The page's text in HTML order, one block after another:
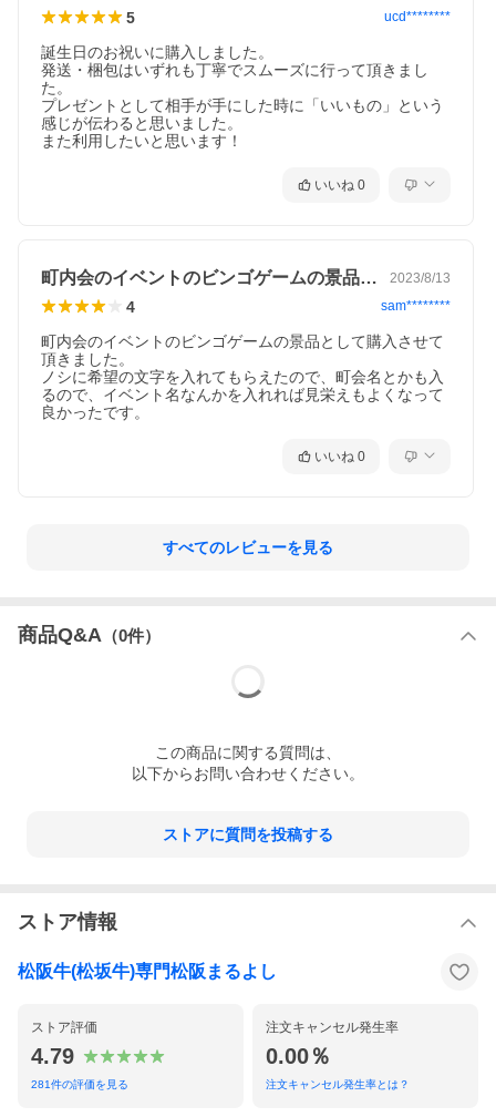
5 ucd********
誕生日のお祝いに購入しました。
発送・梱包はいずれも丁寧でスムーズに行って頂きまし
た。
プレゼントとして相手が手にした時に「いいもの」という
感じが伝わると思いました。
また利用したいと思います！
いいね 0
町内会のイベントのビンゴゲームの景品と… 2023/8/13
4 sam********
町内会のイベントのビンゴゲームの景品として購入させて
頂きました。
ノシに希望の文字を入れてもらえたので、町会名とかも入
るので、イベント名なんかを入れれば見栄えもよくなって
良かったです。
いいね 0
すべてのレビューを見る
商品Q&A （0件）
この商品に関する質問は、
以下からお問い合わせください。
ストアに質問を投稿する
ストア情報
松阪牛(松坂牛)専門松阪まるよし
ストア評価
4.79
281件の評価を見る
注文キャンセル発生率
0.00％
注文キャンセル発生率とは？